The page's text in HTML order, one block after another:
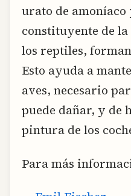
urato de
constituyente de
los reptiles,
Esto ayuda a
aves, necesario
puede dañar, y de
pintura de los
Para más